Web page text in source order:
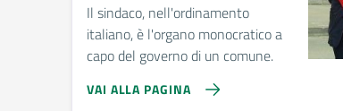
Il sindaco, nell'ordinamento
italiano, è l'organo monocratico a
capo del governo di un comune.
VAI ALLA PAGINA